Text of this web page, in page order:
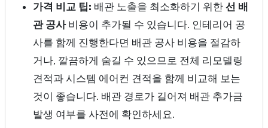
가격 비교 팁: 배관 노출을 최소화하기 위한선 배
관 공사비용이 추가될 수 있습니다. 인테리어 공
사를 함께 진행한다면 배관 공사 비용을 절감하
거나, 깔끔하게 숨길 수 있으므로 전체 리모델링
견적과 시스템 에어컨 견적을 함께 비교해 보는
것이 좋습니다. 배관 경로가 길어져 배관 추가금
발생 여부를 사전에 확인하세요.